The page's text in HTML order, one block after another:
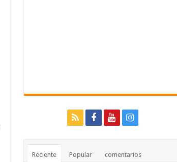
Reciente Popular comentarios